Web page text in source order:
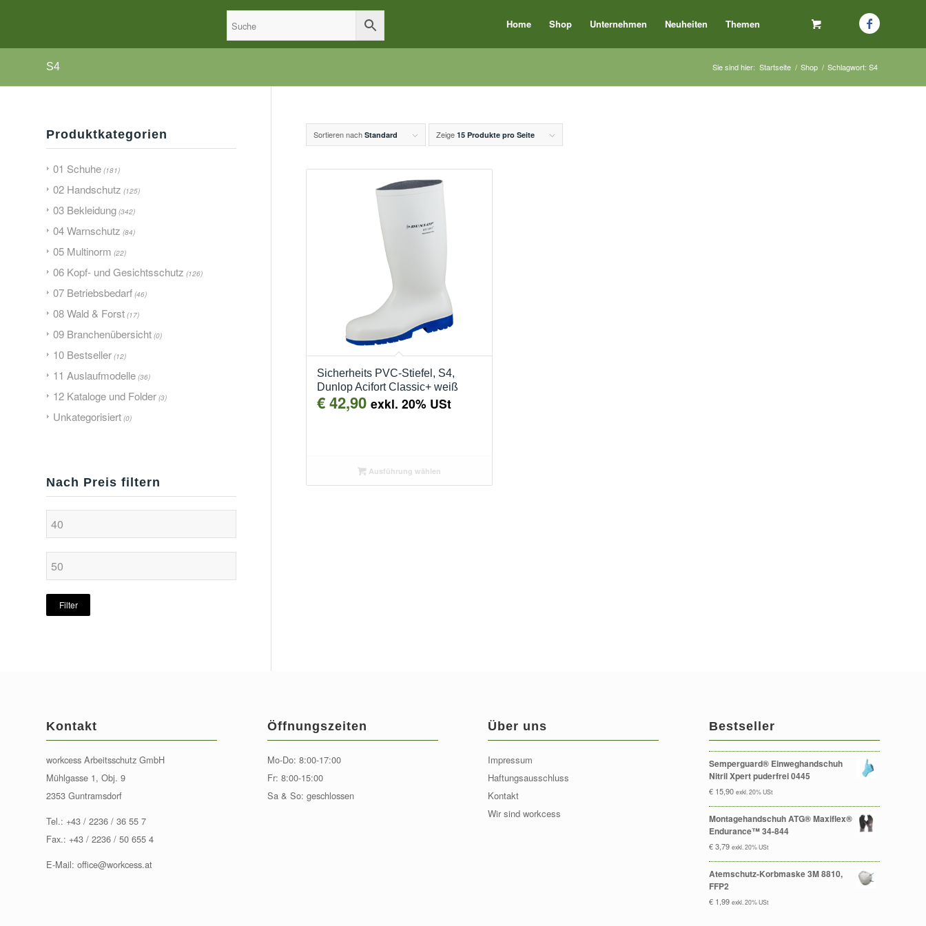
Home Shop Unternehmen Neuheiten Themen
S4 Sie sind hier: Startseite / Shop / Schlagwort: S4
Sortieren nach Standard Zeige 15 Produkte pro Seite
Sicherheits PVC-Stiefel, S4,
Dunlop Acifort Classic+ weiß
€42,90 exkl. 20% USt
Ausführung wählen
Produktkategorien
01 Schuhe (181)
02 Handschutz (125)
03 Bekleidung (342)
04 Warnschutz (84)
05 Multinorm (22)
06 Kopf- und Gesichtsschutz (126)
07 Betriebsbedarf (46)
08 Wald & Forst (17)
09 Branchenübersicht (0)
10 Bestseller (12)
11 Auslaufmodelle (36)
12 Kataloge und Folder (3)
Unkategorisiert (0)
Nach Preis filtern
Filter
Kontakt
workcess Arbeitsschutz GmbH
Mühlgasse 1, Obj. 9
2353 Guntramsdorf
Tel.: +43 / 2236 / 36 55 7
Fax.: +43 / 2236 / 50 655 4
E-Mail: office@workcess.at
Öffnungszeiten
Mo-Do: 8:00-17:00
Fr: 8:00-15:00
Sa & So: geschlossen
Über uns
Impressum
Haftungsausschluss
Kontakt
Wir sind workcess
Bestseller
Semperguard® Einweghandschuh
Nitril Xpert puderfrei 0445
€15,90 exkl. 20% USt
Montagehandschuh ATG® Maxiflex®
Endurance™ 34-844
€3,79 exkl. 20% USt
Atemschutz-Korbmaske 3M 8810,
FFP2
€1,99 exkl. 20% USt